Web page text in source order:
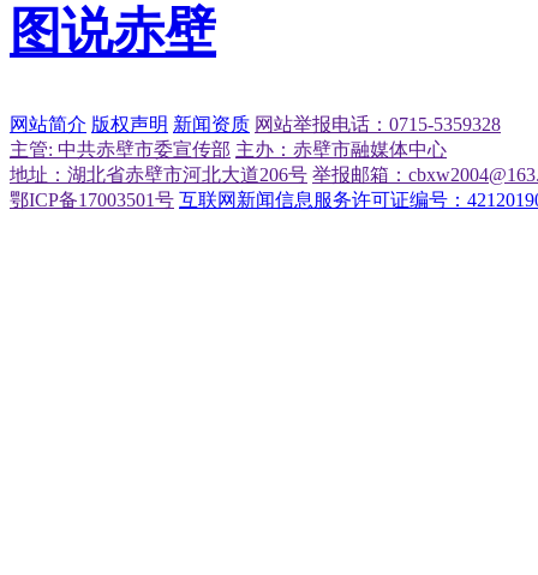
图说赤壁
网站简介 版权声明 新闻资质 网站举报电话：0715-5359328
主管: 中共赤壁市委宣传部 主办：赤壁市融媒体中心
地址：湖北省赤壁市河北大道206号 举报邮箱：
鄂ICP备17003501号 互联网新闻信息服务许可证编号：